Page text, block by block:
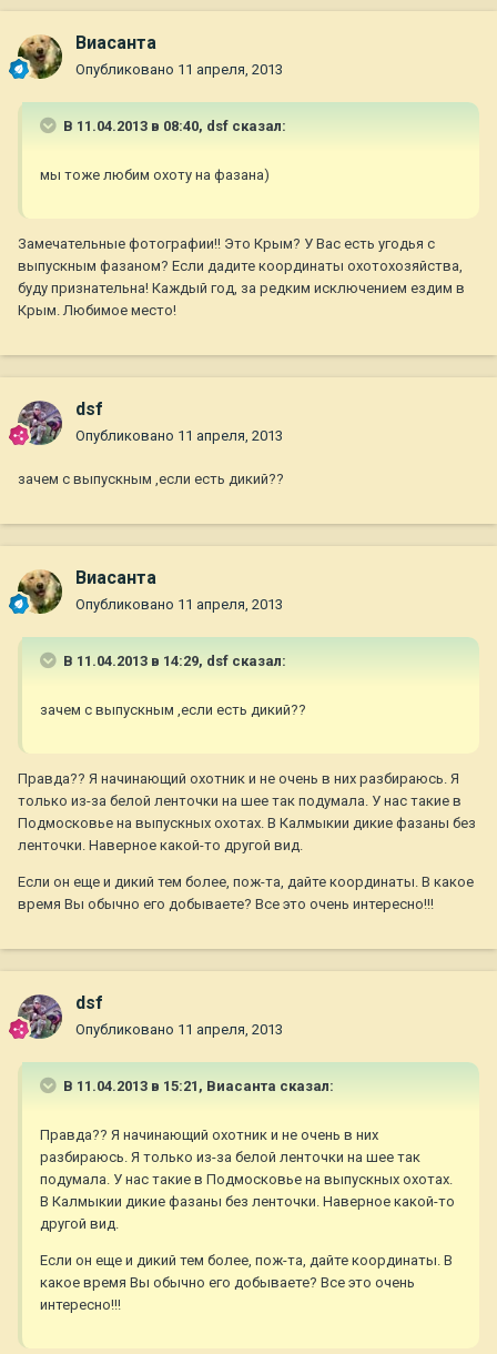
Виасанта
Опубликовано 11 апреля, 2013
В 11.04.2013 в 08:40, dsf сказал:
мы тоже любим охоту на фазана)
Замечательные фотографии!! Это Крым? У Вас есть угодья с
выпускным фазаном? Если дадите координаты охотохозяйства,
буду признательна! Каждый год, за редким исключением ездим в
Крым. Любимое место!
dsf
Опубликовано 11 апреля, 2013
зачем с выпускным ,если есть дикий??
Виасанта
Опубликовано 11 апреля, 2013
В 11.04.2013 в 14:29, dsf сказал:
зачем с выпускным ,если есть дикий??
Правда?? Я начинающий охотник и не очень в них разбираюсь. Я
только из-за белой ленточки на шее так подумала. У нас такие в
Подмосковье на выпускных охотах. В Калмыкии дикие фазаны без
ленточки. Наверное какой-то другой вид.
Если он еще и дикий тем более, пож-та, дайте координаты. В какое
время Вы обычно его добываете? Все это очень интересно!!!
dsf
Опубликовано 11 апреля, 2013
В 11.04.2013 в 15:21, Виасанта сказал:
Правда?? Я начинающий охотник и не очень в них
разбираюсь. Я только из-за белой ленточки на шее так
подумала. У нас такие в Подмосковье на выпускных охотах.
В Калмыкии дикие фазаны без ленточки. Наверное какой-то
другой вид.
Если он еще и дикий тем более, пож-та, дайте координаты. В
какое время Вы обычно его добываете? Все это очень
интересно!!!